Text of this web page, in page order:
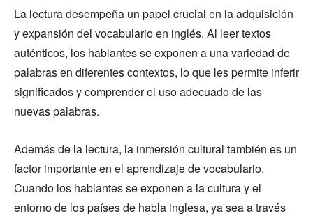
La lectura desempeña un papel crucial en la adquisición
y expansión del vocabulario en inglés. Al leer textos
auténticos, los hablantes se exponen a una variedad de
palabras en diferentes contextos, lo que les permite inferir
significados y comprender el uso adecuado de las
nuevas palabras.
Además de la lectura, la inmersión cultural también es un
factor importante en el aprendizaje de vocabulario.
Cuando los hablantes se exponen a la cultura y el
entorno de los países de habla inglesa, ya sea a través